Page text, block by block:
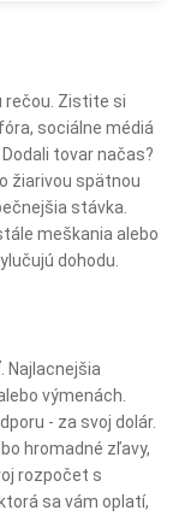
rečou. Zistite si
sociálne médiá
tovar načas?
žiarivou spätnou
stávka.
meškania alebo
dohodu.
Najlacnejšia
výmenách.
- za svoj dolár.
hromadné zľavy,
rozpočet s
sa vám oplatí,